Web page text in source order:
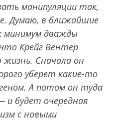
манипуляции так,
Думаю, в ближайшие
дважды
Крейг Вентер
жизнь. Сначала он
уберет какие-то
А потом он туда
будет очередная
с новыми